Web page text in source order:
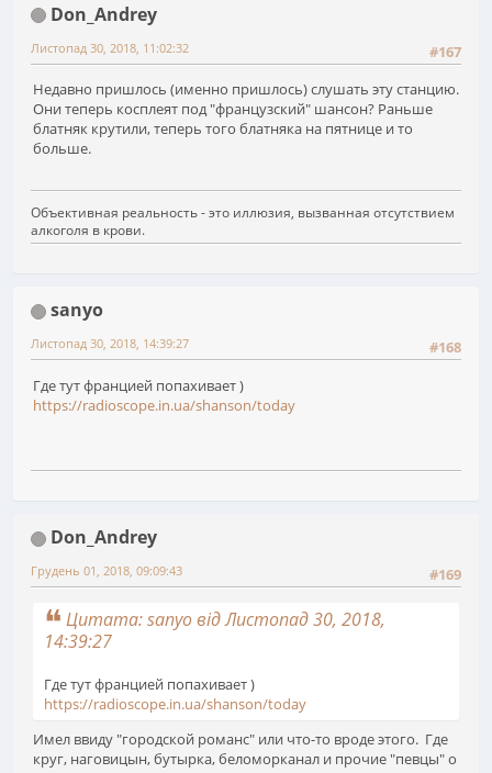
Don_Andrey
#167
Листопад 30, 2018, 11:02:32
Недавно пришлось (именно пришлось) слушать эту станцию.
Они теперь косплеят под "французский" шансон? Раньше
блатняк крутили, теперь того блатняка на пятнице и то
больше.
Объективная реальность - это иллюзия, вызванная отсутствием
алкоголя в крови.
sanyo
#168
Листопад 30, 2018, 14:39:27
Где тут францией попахивает )
https://radioscope.in.ua/shanson/today
Don_Andrey
#169
Грудень 01, 2018, 09:09:43
Цитата: sanyo від Листопад 30, 2018,
14:39:27
Где тут францией попахивает )
https://radioscope.in.ua/shanson/today
Имел ввиду "городской романс" или что-то вроде этого. Где
круг, наговицын, бутырка, беломорканал и прочие "певцы" о